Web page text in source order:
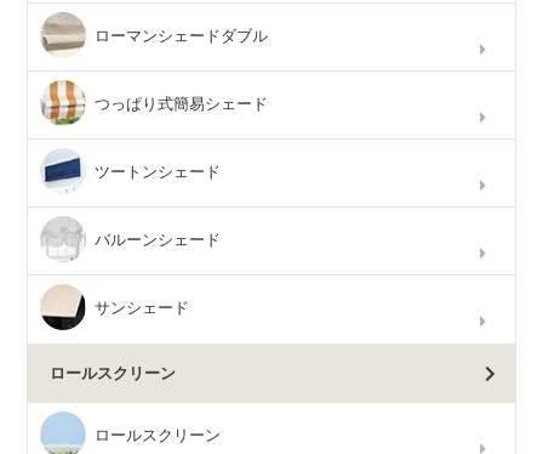
ローマンシェードダブル
つっぱり式簡易シェード
ツートンシェード
バルーンシェード
サンシェード
ロールスクリーン
ロールスクリーン